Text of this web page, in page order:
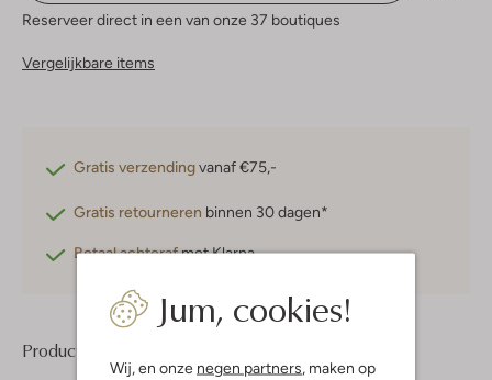
Jum, cookies!
Wij, en onze negen partners, maken op
Reserveer direct in een van onze 37 boutiques
Vergelijkbare items
Gratis verzendingvanaf €75,-
Gratis retourneren binnen 30 dagen*
Betaal achterafmet Klarna
Product informatie